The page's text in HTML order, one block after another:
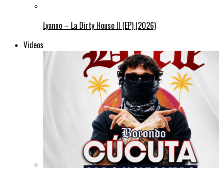
Lyanno – La Dirty House ll (EP) (2026)
Videos